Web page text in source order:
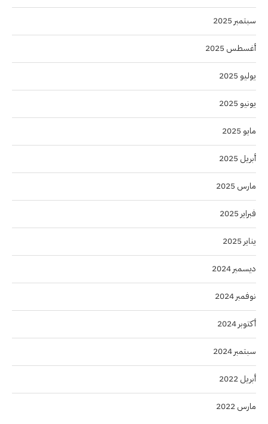
سبتمبر 2025
أغسطس 2025
يوليو 2025
يونيو 2025
مايو 2025
أبريل 2025
مارس 2025
فبراير 2025
يناير 2025
ديسمبر 2024
نوفمبر 2024
أكتوبر 2024
سبتمبر 2024
أبريل 2022
مارس 2022